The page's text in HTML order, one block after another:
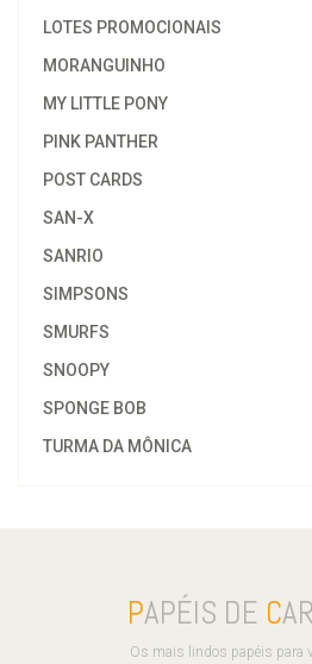
LOTES PROMOCIONAIS
MORANGUINHO
MY LITTLE PONY
PINK PANTHER
POST CARDS
SAN-X
SANRIO
SIMPSONS
SMURFS
SNOOPY
SPONGE BOB
TURMA DA MÔNICA
PAPÉIS DE C
Os mais lindos papéis para